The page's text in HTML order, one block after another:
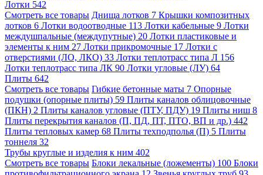
Лотки 542
Смотреть все товары Днища лотков 7 Крышки композитных
лотков 6 Лотки водоотводные 113 Лотки кабельные 9 Лотки
междушпальные (междупутные) 20 Лотки пластиковые и
элементы к ним 27 Лотки прикромочные 17 Лотки с
отверстиями (ЛО, ЛКО) 33 Лотки теплотрасс типа Л 156
Лотки теплотрасс типа ЛК 90 Лотки угловые (ЛУ) 64
Плиты 642
Смотреть все товары Гибкие бетонные маты 7 Опорные
подушки (опорные плиты) 59 Плиты каналов облицовочные
(ПКН) 2 Плиты каналов угловые (ПТУ, ПДУ) 19 Плиты ниш 8
Плиты перекрытия каналов (П, ПД, ПТ, ПТО, ВП и др.) 442
Плиты тепловых камер 68 Плиты техподполья (П) 5 Плиты
тоннеля 32
Трубы круглые и изделия к ним 402
Смотреть все товары Блоки лекальные (ложементы) 100 Блоки